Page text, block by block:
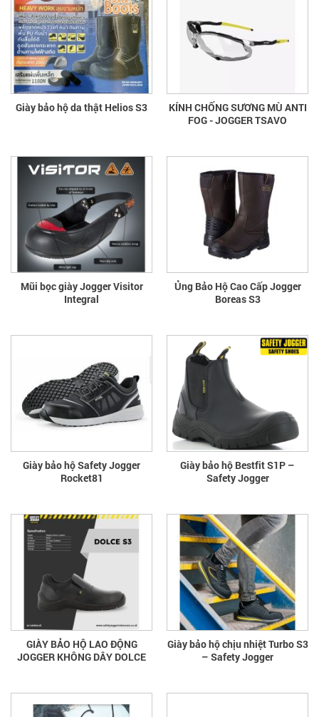
Giày bảo hộ da thật Helios S3
KÍNH CHỐNG SƯƠNG MÙ ANTI
FOG - JOGGER TSAVO
Mũi bọc giày Jogger Visitor
Integral
Ủng Bảo Hộ Cao Cấp Jogger
Boreas S3
Giày bảo hộ Safety Jogger
Rocket81
Giày bảo hộ Bestfit S1P –
Safety Jogger
GIÀY BẢO HỘ LAO ĐỘNG
JOGGER KHÔNG DÂY DOLCE
Giày bảo hộ chịu nhiệt Turbo S3
– Safety Jogger